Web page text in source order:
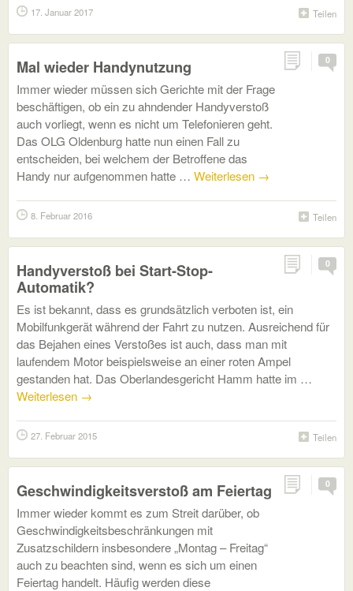
Teilen
17. Januar 2017
0
Mal wieder Handynutzung
Immer wieder müssen sich Gerichte mit der Frage
beschäftigen, ob ein zu ahndender Handyverstoß
auch vorliegt, wenn es nicht um Telefonieren geht.
Das OLG Oldenburg hatte nun einen Fall zu
entscheiden, bei welchem der Betroffene das
Handy nur aufgenommen hatte … Weiterlesen →
Teilen
8. Februar 2016
0
Handyverstoß bei Start-Stop-
Automatik?
Es ist bekannt, dass es grundsätzlich verboten ist, ein
Mobilfunkgerät während der Fahrt zu nutzen. Ausreichend für
das Bejahen eines Verstoßes ist auch, dass man mit
laufendem Motor beispielsweise an einer roten Ampel
gestanden hat. Das Oberlandesgericht Hamm hatte im …
Weiterlesen →
Teilen
27. Februar 2015
0
Geschwindigkeitsverstoß am Feiertag
Immer wieder kommt es zum Streit darüber, ob
Geschwindigkeitsbeschränkungen mit
Zusatzschildern insbesondere „Montag – Freitag“
auch zu beachten sind, wenn es sich um einen
Feiertag handelt. Häufig werden diese